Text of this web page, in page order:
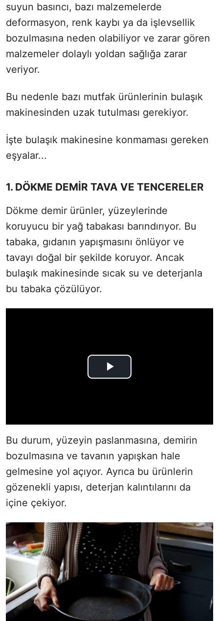
suyun basıncı, bazı malzemelerde
deformasyon, renk kaybı ya da işlevsellik
bozulmasına neden olabiliyor ve zarar gören
malzemeler dolaylı yoldan sağlığa zarar
veriyor.
Bu nedenle bazı mutfak ürünlerinin bulaşık
makinesinden uzak tutulması gerekiyor.
İşte bulaşık makinesine konmaması gereken
eşyalar...
1. DÖKME DEMİR TAVA VE TENCERELER
Dökme demir ürünler, yüzeylerinde
koruyucu bir yağ tabakası barındırıyor. Bu
tabaka, gıdanın yapışmasını önlüyor ve
tavayı doğal bir şekilde koruyor. Ancak
bulaşık makinesinde sıcak su ve deterjanla
bu tabaka çözülüyor.
Bu durum, yüzeyin paslanmasına, demirin
bozulmasına ve tavanın yapışkan hale
gelmesine yol açıyor. Ayrıca bu ürünlerin
gözenekli yapısı, deterjan kalıntılarını da
içine çekiyor.